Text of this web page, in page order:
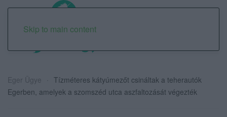
Skip to main content
Eger Ügye
Tízméteres kátyúmezőt csináltak a teherautók
Egerben, amelyek a szomszéd utca aszfaltozását végezték